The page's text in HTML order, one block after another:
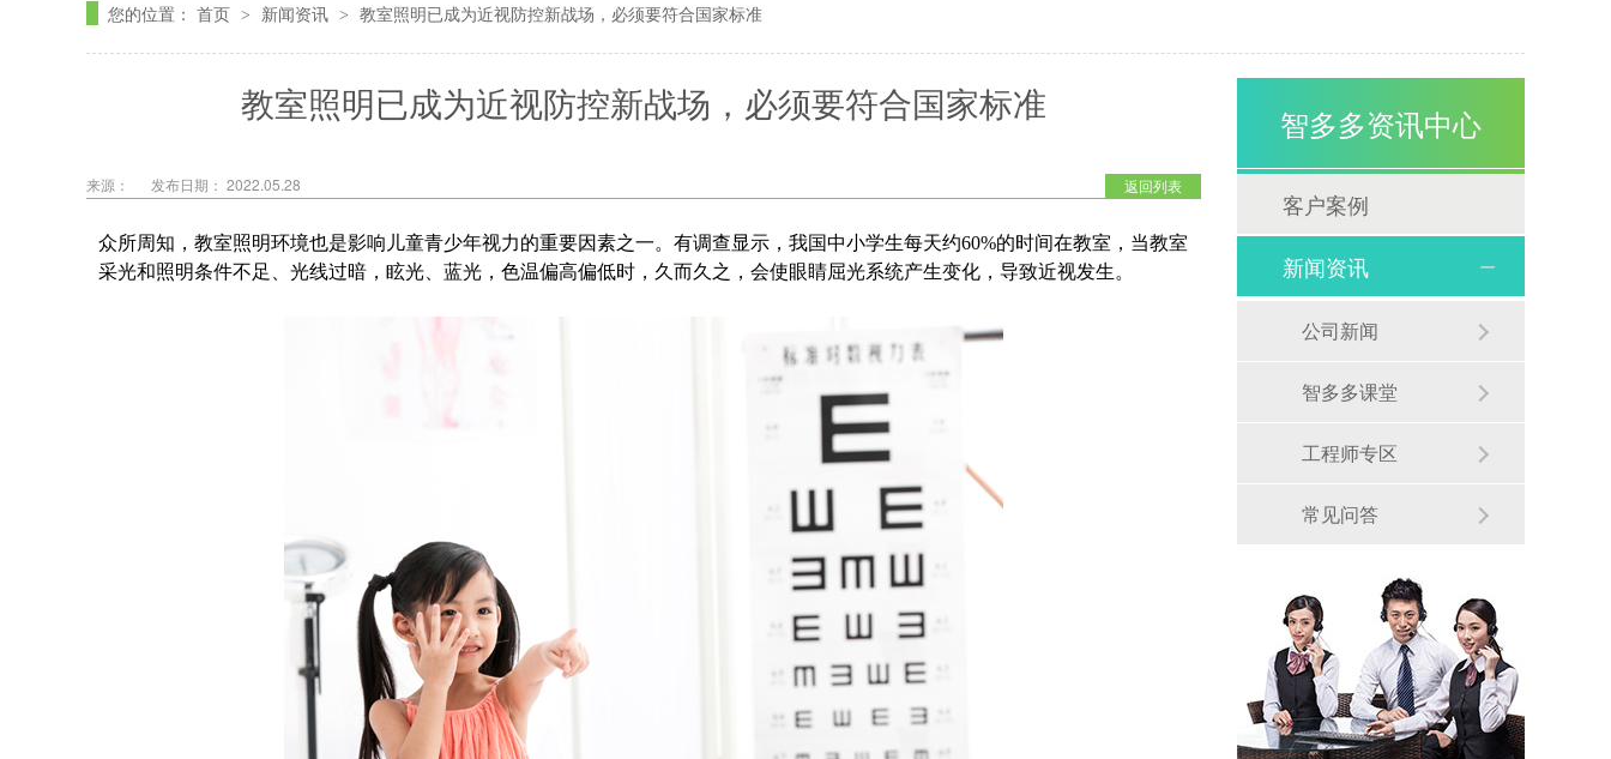
您的位置： 首页 > 新闻资讯 > 教室照明已成为近视防控新战场，必须要符合国家标准
教室照明已成为近视防控新战场，必须要符合国家标准
返回列表
来源： 发布日期： 2022.05.28
众所周知，教室照明环境也是影响儿童青少年视力的重要因素之一。有调查显示，我国中小学生每天约60%的时间在教室，当教室
采光和照明条件不足、光线过暗，眩光、蓝光，色温偏高偏低时，久而久之，会使眼睛屈光系统产生变化，导致近视发生。
智多多资讯中心
客户案例
新闻资讯
公司新闻
智多多课堂
工程师专区
常见问答